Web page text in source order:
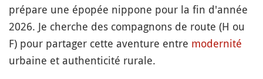
prépare une épopée nippone pour la fin d'année
2026. Je cherche des compagnons de route (H ou
F) pour partager cette aventure entre modernité
urbaine et authenticité rurale.